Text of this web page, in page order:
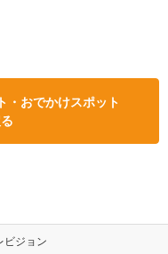
・おでかけスポット
ビジョン